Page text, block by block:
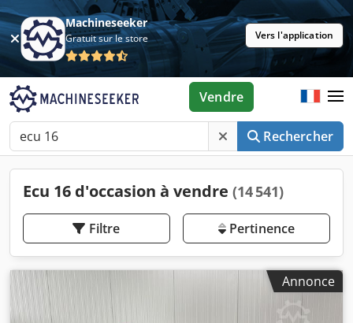
Machineseeker
Gratuit sur le store Vers l'application
Rechercher
Vendre
Ecu 16 d'occasion à vendre (14 541)
Filtre Pertinence
Annonce